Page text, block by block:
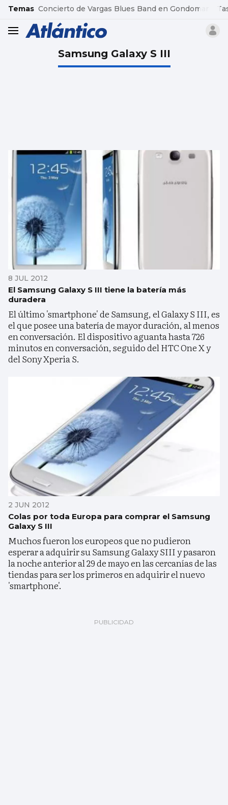
common.go-to-content
Temas Concierto de Vargas Blues Band en Gondomar
header.menu.open
Samsung Galaxy S III
8 JUL 2012
El Samsung Galaxy S III tiene la batería más
duradera
El último 'smartphone' de Samsung, el Galaxy S III, es
el que posee una batería de mayor duración, al menos
en conversación. El dispositivo aguanta hasta 726
minutos en conversación, seguido del HTC One X y
del Sony Xperia S.
2 JUN 2012
Colas por toda Europa para comprar el Samsung
Galaxy S III
Muchos fueron los europeos que no pudieron
esperar a adquirir su Samsung Galaxy SIII y pasaron
la noche anterior al 29 de mayo en las cercanías de las
tiendas para ser los primeros en adquirir el nuevo
'smartphone'.